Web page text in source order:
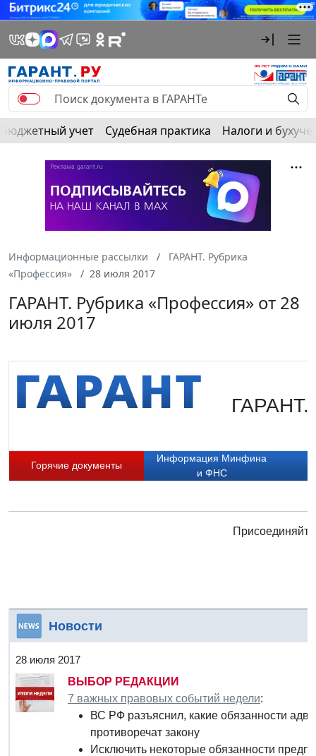
Бюджетный учет Судебная практика Налоги и
Информационные рассылки
ГАРАНТ. Рубрика
«Профессия»
28 июля 2017
ГАРАНТ. Рубрика «Профессия» от 28
июля 2017
ГАРАНТ.
Горячие документы
Информация Минфина
и ФНС
Новости
28 июля 2017
ВЫБОР РЕДАКЦИИ
7 важных правовых событий недели:
ВС РФ разъяснил, какие обязанности
противоречат закону
Исключить некоторые обязанности